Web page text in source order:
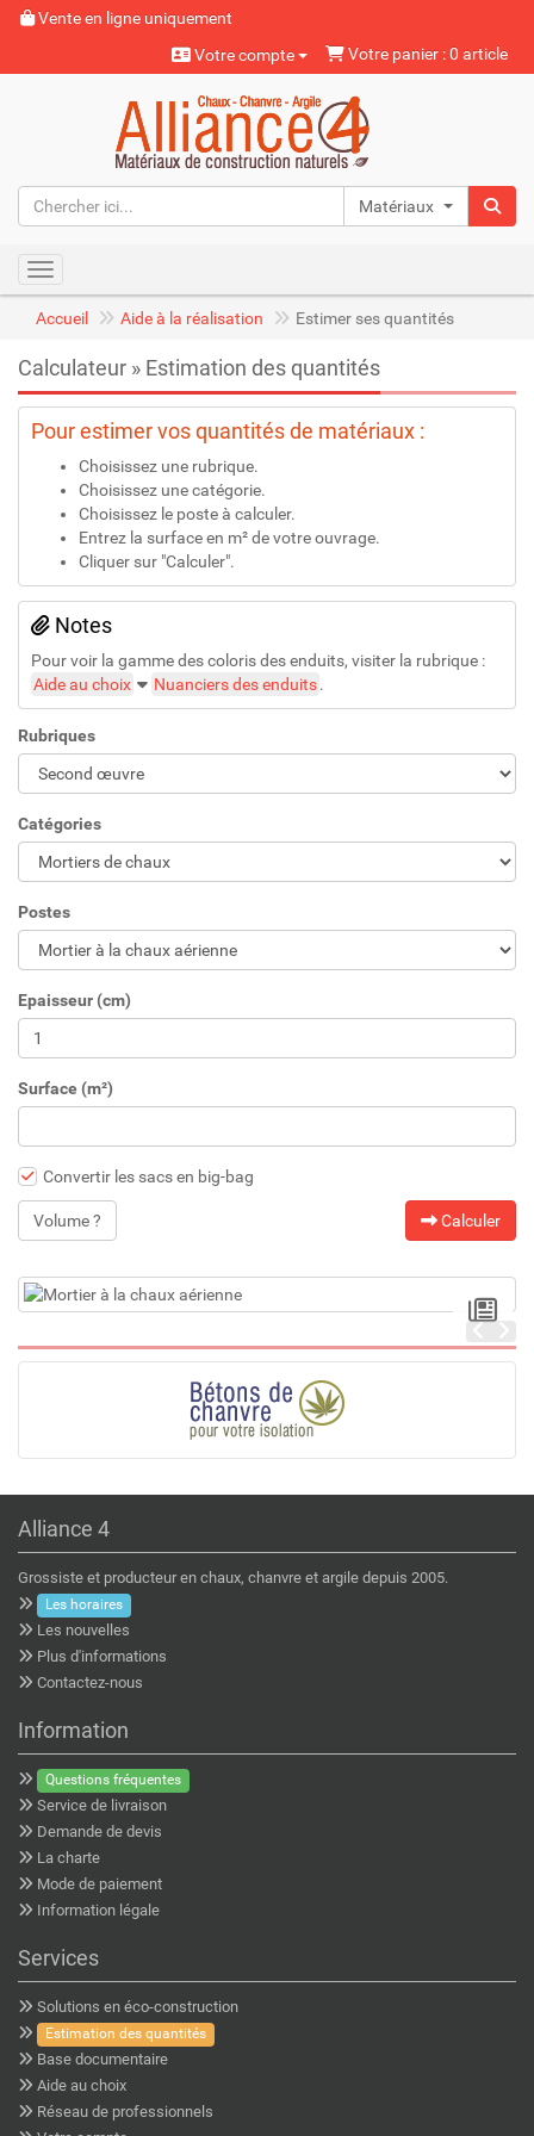
Vente en ligne uniquement
Votre compte
Votre panier : 0 article
Matériaux naturels
Toggle navigation
Accueil Aide à la réalisation Estimer ses quantités
Calculateur » Estimation des quantités
Pour estimer vos quantités de matériaux :
Choisissez une rubrique.
Choisissez une catégorie.
Choisissez le poste à calculer.
Entrez la surface en m² de votre ouvrage.
Cliquer sur "Calculer".
Notes
Pour voir la gamme des coloris des enduits, visiter la rubrique :
Aide au choix
Nuanciers des enduits.
Rubriques
Catégories
Postes
Epaisseur (cm)
Surface (m²)
Convertir les sacs en big-bag
Volume ? Calculer
Alliance 4
Grossiste et producteur en chaux, chanvre et argile depuis 2005.
Les horaires
Les nouvelles
Plus d'informations
Contactez-nous
Information
Questions fréquentes
Service de livraison
Demande de devis
La charte
Mode de paiement
Information légale
Services
Solutions en éco-construction
Estimation des quantités
Base documentaire
Aide au choix
Réseau de professionnels